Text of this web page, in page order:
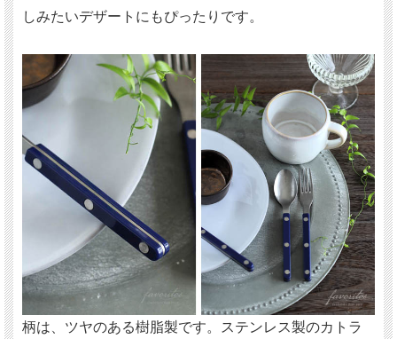
しみたいデザートにもぴったりです。
柄は、ツヤのある樹脂製です。ステンレス製のカトラ